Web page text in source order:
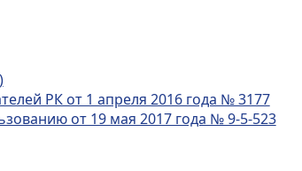
РК от 1 апреля 2016 года № 3177
от 19 мая 2017 года № 9-5-523